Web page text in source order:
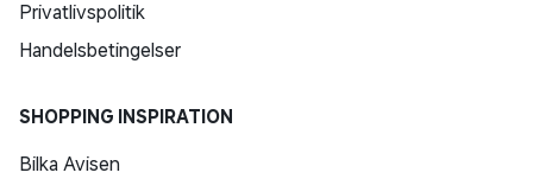
Privatlivspolitik
Handelsbetingelser
SHOPPING INSPIRATION
Bilka Avisen